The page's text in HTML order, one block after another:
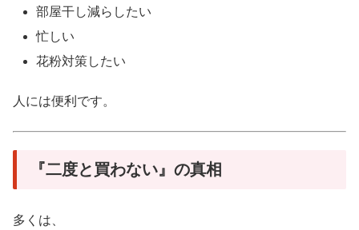
部屋干し減らしたい
忙しい
花粉対策したい
人には便利です。
『二度と買わない』の真相
多くは、